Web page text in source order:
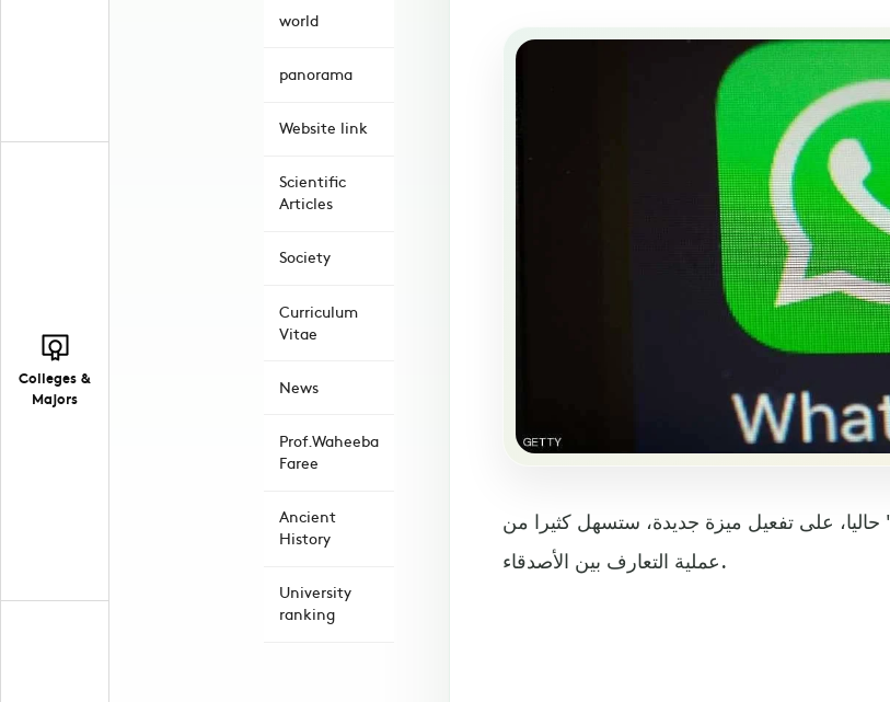
Colleges &
Majors
world
panorama
Website link
Scientific
Articles
Society
Curriculum
Vitae
News
Prof.Waheeba
Faree
Ancient
History
University
ranking
على تفعيل ميزة جديدة، ستسهل كثيرا من
عملية التعارف بين الأصدقاء.